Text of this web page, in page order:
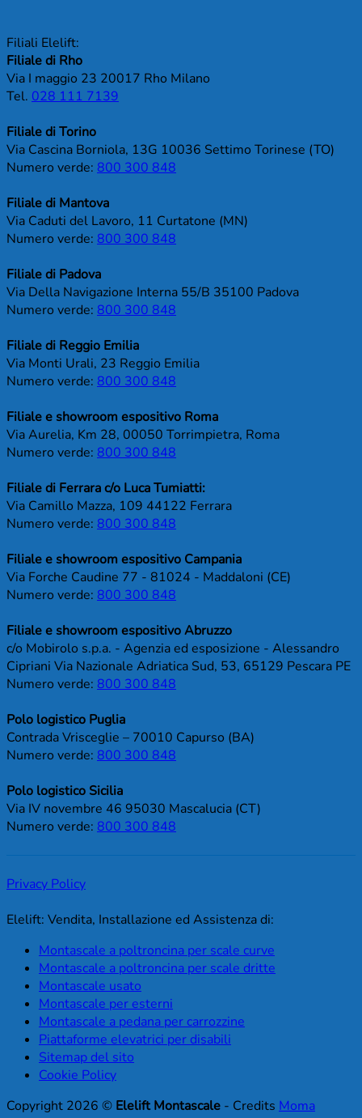
Filiali Elelift:
Filiale di Rho
Via I maggio 23 20017 Rho Milano
Tel. 028 111 7139
Filiale di Torino
Via Cascina Borniola, 13G 10036 Settimo Torinese (TO)
Numero verde: 800 300 848
Filiale di Mantova
Via Caduti del Lavoro, 11 Curtatone (MN)
Numero verde: 800 300 848
Filiale di Padova
Via Della Navigazione Interna 55/B 35100 Padova
Numero verde: 800 300 848
Filiale di Reggio Emilia
Via Monti Urali, 23 Reggio Emilia
Numero verde: 800 300 848
Filiale e showroom espositivo Roma
Via Aurelia, Km 28, 00050 Torrimpietra, Roma
Numero verde: 800 300 848
Filiale di Ferrara c/o Luca Tumiatti:
Via Camillo Mazza, 109 44122 Ferrara
Numero verde: 800 300 848
Filiale e showroom espositivo Campania
Via Forche Caudine 77 - 81024 - Maddaloni (CE)
Numero verde: 800 300 848
Filiale e showroom espositivo Abruzzo
c/o Mobirolo s.p.a. - Agenzia ed esposizione - Alessandro
Cipriani Via Nazionale Adriatica Sud, 53, 65129 Pescara PE
Numero verde: 800 300 848
Polo logistico Puglia
Contrada Vrisceglie – 70010 Capurso (BA)
Numero verde: 800 300 848
Polo logistico Sicilia
Via IV novembre 46 95030 Mascalucia (CT)
Numero verde: 800 300 848
Privacy Policy
Elelift: Vendita, Installazione ed Assistenza di:
Montascale a poltroncina per scale curve
Montascale a poltroncina per scale dritte
Montascale usato
Montascale per esterni
Montascale a pedana per carrozzine
Piattaforme elevatrici per disabili
Sitemap del sito
Cookie Policy
Copyright 2026 © Elelift Montascale - Credits Moma